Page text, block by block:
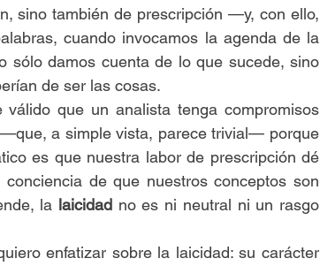
sino también de prescripción —y, con ello,
cuando invocamos la agenda de la
sólo damos cuenta de lo que sucede, sino
de ser las cosas.
válido que un analista tenga compromisos
a simple vista, parece trivial— porque
es que nuestra labor de prescripción dé
de que nuestros conceptos son
la laicidad no es ni neutral ni un rasgo
enfatizar sobre la laicidad: su carácter